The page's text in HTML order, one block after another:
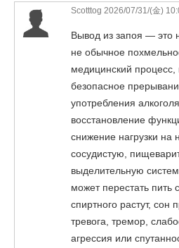
Scotttog 2026/07/31/(金)
Вывод из запоя — это
не обычное
медицинский
безопасное
употребления
восстановление
снижение нагрузки на
сосудистую,
выделительную
может перестать пить
спиртного растут, сон
тревога, тремор,
агрессия или